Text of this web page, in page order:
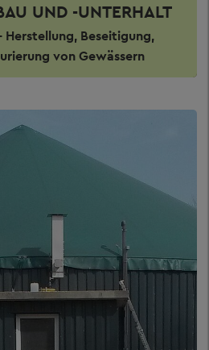
UND -UNTERHALT
Beseitigung,
von Gewässern